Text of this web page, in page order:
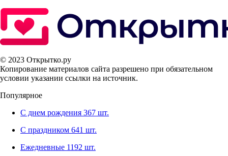
© 2023 Открытко.ру
Копирование материалов сайта разрешено при обязательном
условии указании ссылки на источник.
Популярное
С днем рождения 367 шт.
С праздником 641 шт.
Ежедневные 1192 шт.